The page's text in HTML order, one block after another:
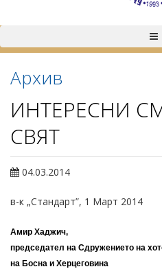
Архив
ИНТЕРЕСНИ
СВЯТ
04.03.2014
в-к „Стандарт”, 1 Март 2014
Амир Хаджич,
председател на Сдружението на
на Босна и Херцеговина